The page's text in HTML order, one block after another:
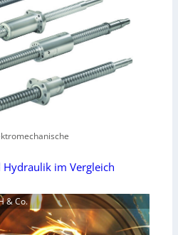
im Vergleich
& Co.